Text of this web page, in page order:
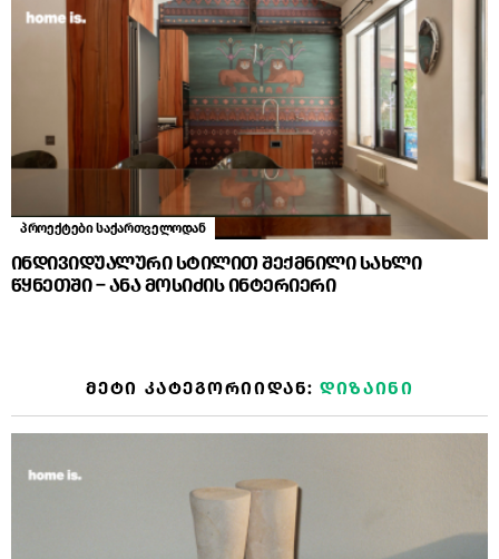
პროექტები საქართველოდან
ინდივიდუალური სტილით შექმნილი სახლი
წყნეთში – ანა მოსიძის ინტერიერი
ᲛᲔᲢᲘ ᲙᲐᲢᲔᲒᲝᲠᲘᲘᲓᲐᲜ:ᲓᲘᲖᲐᲘᲜᲘ